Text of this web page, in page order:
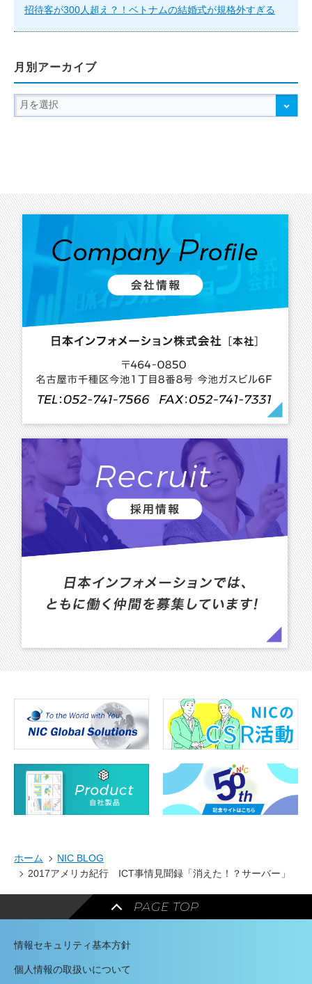
招待客が300人超え？！ベトナムの結婚式が規格外すぎる
月別アーカイブ
ホーム
NIC BLOG
2017アメリカ紀行 ICT事情見聞録「消えた！？サーバー」
PAGE TOP
情報セキュリティ基本方針
個人情報の取扱いについて